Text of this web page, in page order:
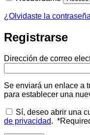
¿Olvidaste la
Registrarse
Dirección de correo
Se enviará un enlace a
para establecer una
Sí, deseo abrir una
de privacidad. *